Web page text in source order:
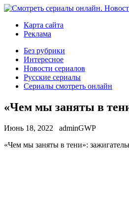
Карта сайта
Реклама
Без рубрики
Интересное
Новости сериалов
Русские сериалы
Сериалы смотреть онлайн
«Чем мы заняты в
Июнь 18, 2022
adminGWP
«Чeм мы зaняты в тени»: